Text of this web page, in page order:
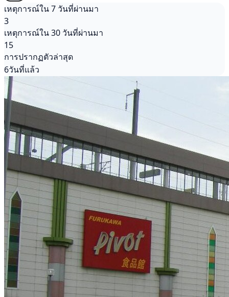
เหตุการณ์ใน 7 วันที่ผ่านมา
3
เหตุการณ์ใน 30 วันที่ผ่านมา
15
การปรากฏตัวล่าสุด
6วันที่แล้ว